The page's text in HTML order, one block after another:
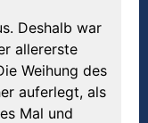
Deshalb war
allererste
Weihung des
auferlegt, als
Mal und